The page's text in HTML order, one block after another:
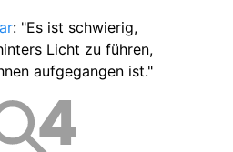
: "Es ist schwierig,
Licht zu führen,
aufgegangen ist."